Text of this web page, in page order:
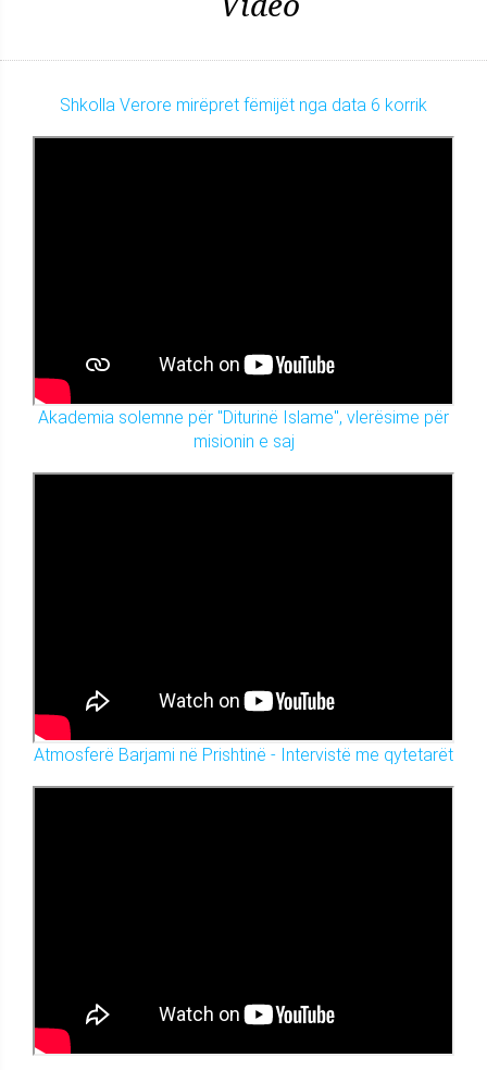
Shkolla Verore mirëpret fëmijët nga data 6 korrik
Akademia solemne për "Diturinë Islame", vlerësime për
misionin e saj
Atmosferë Barjami në Prishtinë - Intervistë me qytetarët